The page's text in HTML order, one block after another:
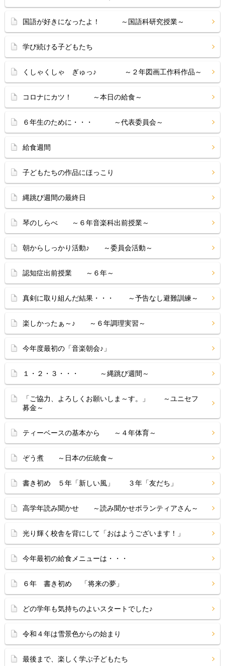
国語が好きになったよ！ ～国語科研究授業～
学び続ける子どもたち
くしゃくしゃ ぎゅっ♪ ～２年図画工作科作品～
コロナにカツ！ ～本日の給食～
６年生のために・・・ ～代表委員会～
給食週間
子どもたちの作品にほっこり
縄跳び週間の最終日
琴のしらべ ～６年音楽科出前授業～
朝からしっかり活動♪ ～委員会活動～
認知症出前授業 ～６年～
真剣に取り組んだ結果・・・ ～予告なし避難訓練～
楽しかったぁ～♪ ～６年調理実習～
今年度最初の「音楽朝会♪」
１・２・３・・・ ～縄跳び週間～
「ご協力、よろしくお願いしま～す。」 ～ユニセフ
募金～
ティーベースの基本から ～４年体育～
ぞう煮 ～日本の伝統食～
書き初め ５年「新しい風」 ３年「友だち」
高学年読み聞かせ ～読み聞かせボランティアさん～
光り輝く校舎を背にして「おはようございます！」
今年最初の給食メニューは・・・
６年 書き初め 「将来の夢」
どの学年も気持ちのよいスタートでした♪
令和４年は雪景色からの始まり
最後まで、楽しく学ぶ子どもたち